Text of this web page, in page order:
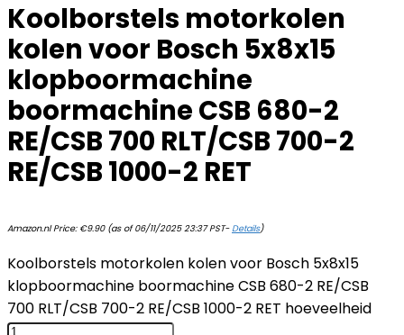
Koolborstels motorkolen
kolen voor Bosch 5x8x15
klopboormachine
boormachine CSB 680-2
RE/CSB 700 RLT/CSB 700-2
RE/CSB 1000-2 RET
Amazon.nl Price: €9.90(as of 06/11/2025 23:37 PST-Details)
Koolborstels motorkolen kolen voor Bosch 5x8x15
klopboormachine boormachine CSB 680-2 RE/CSB
700 RLT/CSB 700-2 RE/CSB 1000-2 RET hoeveelheid